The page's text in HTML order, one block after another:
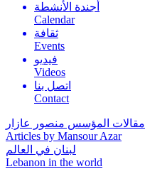
أجندة الأنشطة
Calendar
ثقافة
Events
فيديو
Videos
اتصل بنا
Contact
مقالات المؤسس منصور عازار
Articles by Mansour Azar
لبنان في العالم
Lebanon in the world